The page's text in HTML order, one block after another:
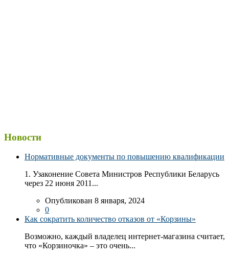
Новости
Нормативные документы по повышению квалификации
1. Узаконение Совета Министров Республики Беларусь
через 22 июня 2011...
Опубликован 8 января, 2024
0
Как сократить количество отказов от «Корзины»
Возможно, каждый владелец интернет-магазина считает,
что «Корзиночка» – это очень...